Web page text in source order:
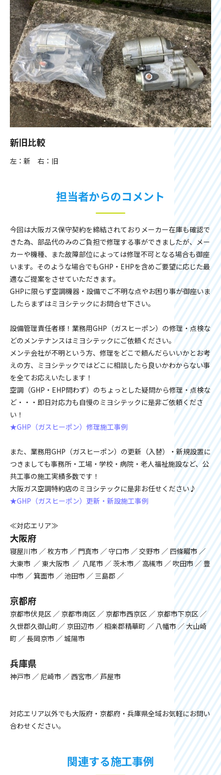
新旧比較
左：新 右：旧
担当者からのコメント
今回は大阪ガス保守契約を締結されておりメーカー在庫も確認で
きた為、部品代のみのご負担で修理する事ができましたが、メー
カーや機種、また故障部位によっては修理不可となる場合も御座
います。そのような場合でもGHP・EHPを含めご要望に応じた最
適なご提案をさせていただきます。
GHPに限らず空調機器・設備でご不明な点やお困り事が御座いま
したらまずはミヨシテックにお問合せ下さい。
設備管理責任者様！業務用GHP（ガスヒーポン）の修理・点検な
どのメンテナンスはミヨシテックにご依頼ください。
メンテ会社が不明という方、修理をどこで頼んだらいいかとお考
えの方、ミヨシテックではどこに相談したら良いかわからない事
を全てお応えいたします！
空調（GHP・EHP問わず）のちょっとした疑問から修理・点検な
ど・・・即日対応力も自慢のミヨシテックに是非ご依頼くださ
い！
★GHP（ガスヒーポン）修理施工事例
また、業務用GHP（ガスヒーポン）の更新（入替）・新規設置に
つきましても事務所・工場・学校・病院・老人福祉施設など、公
共工事の施工実績多数です！
大阪ガス空調特約店のミヨシテックに是非お任せください♪
★GHP（ガスヒーポン）更新・新設施工事例
≪対応エリア≫
大阪府
寝屋川市 ／ 枚方市 ／ 門真市 ／ 守口市 ／ 交野市 ／ 四條畷市 ／
大東市 ／ 東大阪市 ／ 八尾市 ／ 茨木市／ 高槻市 ／ 吹田市 ／ 豊
中市 ／ 箕面市 ／ 池田市 ／ 三島郡 ／
京都府
京都市伏見区 ／ 京都市南区 ／ 京都市西京区 ／ 京都市下京区 ／
久世郡久御山町／ 京田辺市 ／ 相楽郡精華町 ／ 八幡市 ／ 大山崎
町 ／ 長岡京市 ／ 城陽市
兵庫県
神戸市 ／ 尼崎市 ／ 西宮市／ 芦屋市
対応エリア以外でも大阪府・京都府・兵庫県全域お気軽にお問い
合わせください。
関連する施工事例